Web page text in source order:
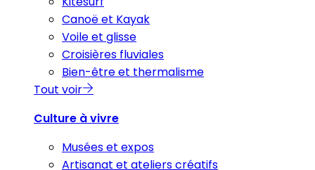
Canoë et Kayak
Voile et glisse
Croisières fluviales
Bien-être et thermalisme
Tout voir
Culture à vivre
Musées et expos
Artisanat et ateliers créatifs